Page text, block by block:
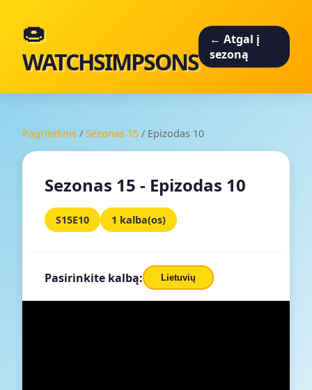
🍩
WATCHSIMPSONS
← Atgal į
sezoną
Pagrindinis / Sezonas 15 / Epizodas 10
Sezonas 15 - Epizodas 10
S15E10 1 kalba(os)
Pasirinkite kalbą: Lietuvių